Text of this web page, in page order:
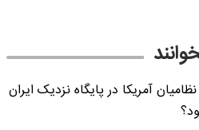
آمریکا در پایگاه نزدیک ایران